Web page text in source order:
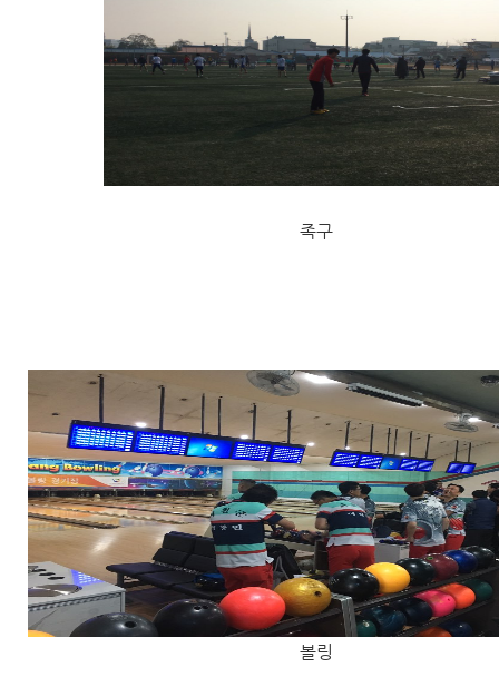
족구
볼링